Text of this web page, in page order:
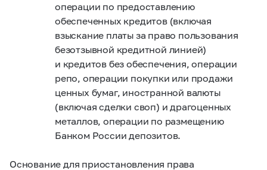
операции по предоставлению
обеспеченных кредитов (включая
взыскание платы за право пользования
безотзывной кредитной линией)
и кредитов без обеспечения, операции
репо, операции покупки или продажи
ценных бумаг, иностранной валюты
(включая сделки своп) и драгоценных
металлов, операции по размещению
Банком России депозитов.
Основание для приостановления права